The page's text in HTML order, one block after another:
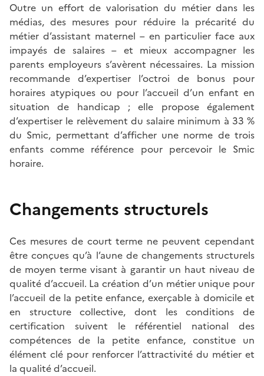
Outre un effort de valorisation du métier dans les
médias, des mesures pour réduire la précarité du
métier d’assistant maternel – en particulier face aux
impayés de salaires – et mieux accompagner les
parents employeurs s’avèrent nécessaires. La mission
recommande d’expertiser l’octroi de bonus pour
horaires atypiques ou pour l’accueil d’un enfant en
situation de handicap ; elle propose également
d’expertiser le relèvement du salaire minimum à 33 %
du Smic, permettant d’afficher une norme de trois
enfants comme référence pour percevoir le Smic
horaire.
Changements structurels
Ces mesures de court terme ne peuvent cependant
être conçues qu’à l’aune de changements structurels
de moyen terme visant à garantir un haut niveau de
qualité d’accueil. La création d’un métier unique pour
l’accueil de la petite enfance, exerçable à domicile et
en structure collective, dont les conditions de
certification suivent le référentiel national des
compétences de la petite enfance, constitue un
élément clé pour renforcer l’attractivité du métier et
la qualité d’accueil.